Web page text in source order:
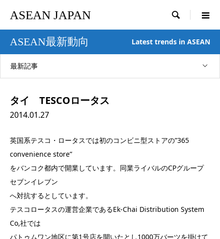
ASEAN JAPAN 
ASEAN最新動向 Latest trends in ASEAN
最新記事
タイ TESCOロータス
2014.01.27
英国系テスコ・ロータスでは初のコンビニ型ストアの”365
convenience store”
をバンコク都内で開業しています。同業ライバルのCPグループ
セブンイレブン
へ対抗するとしています。
テスコロータスの運営企業であるEk-Chai Distribution System
Co,社では
パトゥムワン地区に第1号店を開いたとし1000万バーツを掛けて